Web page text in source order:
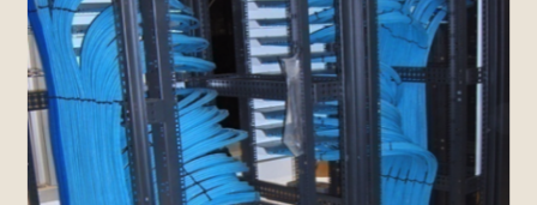
inteligencia
artificial
del
futuro.